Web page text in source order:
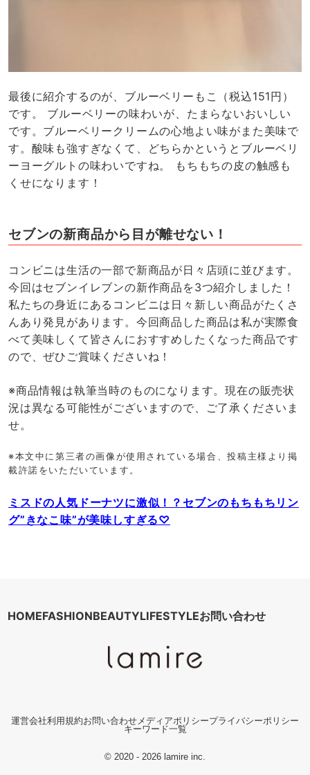
最後に紹介するのが、ブルーベリーもこ（税込151円）
です。 ブルーベリーの味わいが、たまらないおいしい
です。ブルーベリークリームの心地よい味がまた美味で
す。酸味も強すぎなくて、どちらかというとブルーベリ
ーヨーグルトの味わいですね。 もちもちの皮の触感も
くせになります！
セブンの新商品から目が離せない！
コンビニは生活の一部で新商品が日々店頭に並びます。
今回はセブンイレブンの新作商品を3つ紹介しました！
私たちの身近にあるコンビニは日々新しい商品がたくさ
んあり発見があります。今回商品した商品は私が実際食
べて美味しくて皆さんにおすすめしたくなった商品です
ので、ぜひご賞味くださいね！
※商品情報は執筆当時のものになります。現在の販売状
況は異なる可能性がございますので、ご了承くださいま
せ。
※本文中に第三者の画像が使用されている場合、投稿主様より掲
載許諾をいただいています。
ミスドの人気ドーナツに激似！？セブンのもちもちリン
グ”きなこ味”が美味しすぎる♡
HOMEFASHIONBEAUTYLIFESTYLEお問い合わせ
運営会社利用規約お問い合わせ メディアポリシープライバシーポリシー
キーワード一覧
© 2020 - 2026 lamire inc.